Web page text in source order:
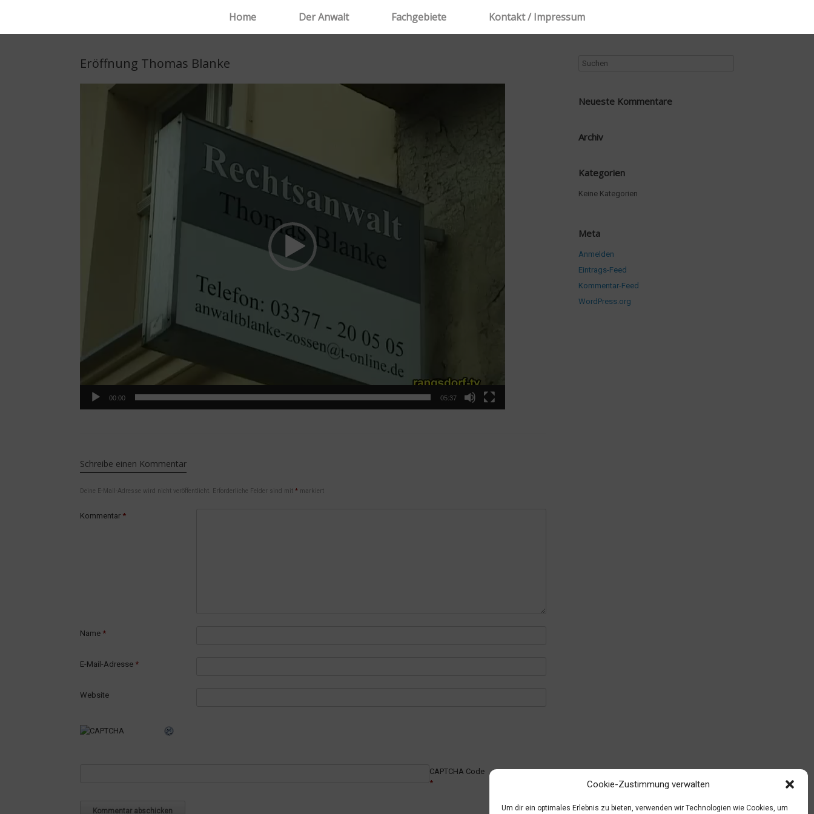
Cookie-Zustimmung verwalten
Um dir ein optimales Erlebnis zu bieten, verwenden wir Technologien wie Cookies, um
Home Der Anwalt Fachgebiete Kontakt / Impressum
Eröffnung Thomas Blanke
00:00 05:37
Schreibe einen Kommentar
Deine E-Mail-Adresse wird nicht veröffentlicht. Erforderliche Felder sind mit * markiert
Kommentar *
Name *
E-Mail-Adresse *
Website
CAPTCHA Code
*
Neueste Kommentare
Archiv
Kategorien
Keine Kategorien
Meta
Anmelden
Eintrags-Feed
Kommentar-Feed
WordPress.org